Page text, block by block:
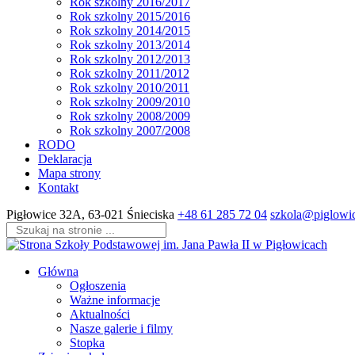
Rok szkolny 2015/2016
Rok szkolny 2014/2015
Rok szkolny 2013/2014
Rok szkolny 2012/2013
Rok szkolny 2011/2012
Rok szkolny 2010/2011
Rok szkolny 2009/2010
Rok szkolny 2008/2009
Rok szkolny 2007/2008
RODO
Deklaracja
Mapa strony
Kontakt
Skip
content
Enter)
Pigłowice 32A, 63-021 Śnieciska +48 61 285 72 04
Główna
Ogłoszenia
Ważne informacje
Aktualności
Nasze galerie i filmy
Stopka